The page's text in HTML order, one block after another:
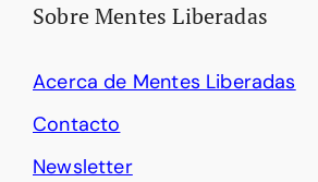
Sobre Mentes Liberadas
Acerca de Mentes Liberadas
Contacto
Newsletter